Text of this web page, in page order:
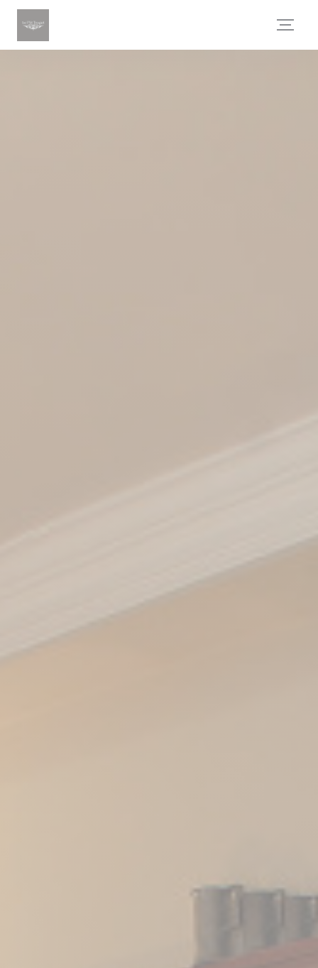
Painel de Gerenciamento de Cookies